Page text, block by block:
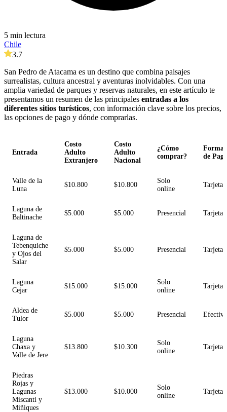
5 min lectura
Chile
3.7
San Pedro de Atacama es un destino que combina paisajes
surrealistas, cultura ancestral y aventuras inolvidables. Con una
amplia variedad de parques y reservas naturales, en este artículo te
presentamos un resumen de las principales entradas a los
diferentes sitios turísticos, con información clave sobre los precios,
las opciones de pago y dónde comprarlas.
Entrada
Costo
Adulto
Extranjero
Costo
Adulto
Nacional
¿Cómo
comprar?
Forma
de Pago
Valle de la
Luna
$10.800 $10.800
Solo
online
Tarjeta
Laguna de
Baltinache
$5.000 $5.000 Presencial Tarjeta
Laguna de
Tebenquiche
y Ojos del
Salar
$5.000 $5.000 Presencial Tarjeta
Laguna
Cejar
$15.000 $15.000
Solo
online
Tarjeta
Aldea de
Tulor
$5.000 $5.000 Presencial Efectivo
Laguna
Chaxa y
Valle de Jere
$13.800 $10.300
Solo
online
Tarjeta
Piedras
Rojas y
Lagunas
Miscanti y
Miñiques
$13.000 $10.000
Solo
online
Tarjeta